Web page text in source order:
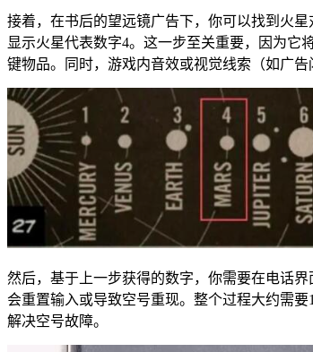
接着，在书后的望远镜广告下，你可以找到火
显示火星代表数字4。这一步至关重要，因为它
键物品。同时，游戏内音效或视觉线索（如广告
然后，基于上一步获得的数字，你需要在电话
会重置输入或导致空号重现。整个过程大约需
解决空号故障。